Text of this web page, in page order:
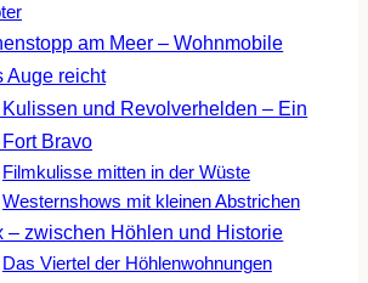
am Meer – Wohnmobile
Auge reicht
und Revolverhelden – Ein
Bravo
Filmkulisse mitten in der Wüste
Westernshows mit kleinen Abstrichen
– zwischen Höhlen und Historie
Das Viertel der Höhlenwohnungen